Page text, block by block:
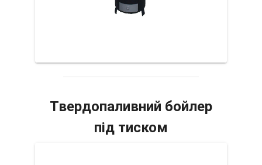
Твердопаливний бойлер
під тиском